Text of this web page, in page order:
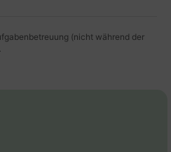
(nicht während der